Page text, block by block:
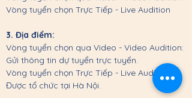
Vòng tuyển chọn Trực Tiếp - Live Audition
3. Địa điểm:
Vòng tuyển chọn qua Video - Video Audition:
Gửi thông tin dự tuyển trực tuyến.
Vòng tuyển chọn Trực Tiếp - Live Audition:
Được tổ chức tại Hà Nội.